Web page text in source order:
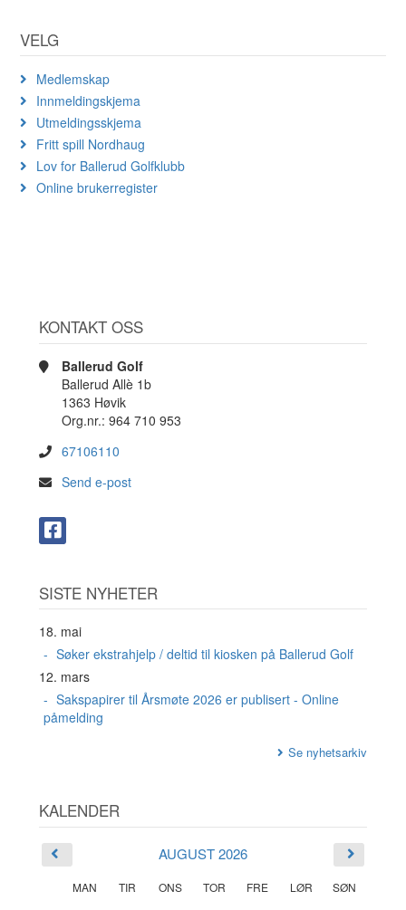
VELG
Medlemskap
Innmeldingskjema
Utmeldingsskjema
Fritt spill Nordhaug
Lov for Ballerud Golfklubb
Online brukerregister
KONTAKT OSS
Ballerud Golf
Ballerud Allè 1b
1363 Høvik
Org.nr.: 964 710 953
67106110
Send e-post
SISTE NYHETER
18. mai
Søker ekstrahjelp / deltid til kiosken på Ballerud Golf
12. mars
Sakspapirer til Årsmøte 2026 er publisert - Online
påmelding
Se nyhetsarkiv
KALENDER
AUGUST 2026
MAN TIR ONS TOR FRE LØR SØN